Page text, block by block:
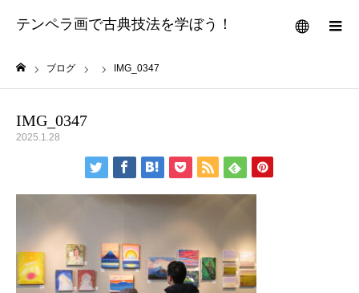
テンペラ画で古典技法を学ぼう！ メニュー
ブログ IMG_0347
IMG_0347
2025.1.28